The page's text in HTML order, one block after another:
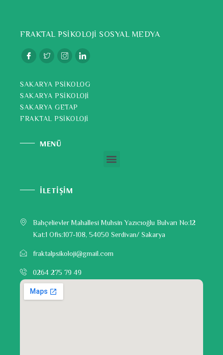
FRAKTAL PSİKOLOJİ SOSYAL MEDYA
SAKARYA PSİKOLOG
SAKARYA PSİKOLOJİ
SAKARYA GETAP
FRAKTAL PSİKOLOJİ
MENÜ
İLETİŞİM
Bahçelievler Mahallesi Muhsin Yazıcıoğlu Bulvarı No:12
Kat:1 Ofis:107-108, 54050 Serdivan/ Sakarya
fraktalpsikoloji@gmail.com
0264 275 79 49